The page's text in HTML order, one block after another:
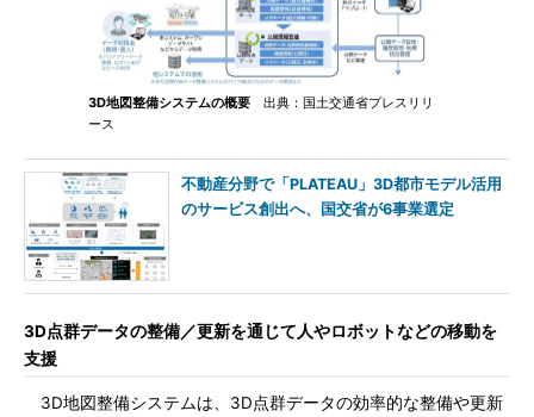
3D地図整備システムの概要 出典：国土交通省プレスリリ
ース
不動産分野で「PLATEAU」3D都市モデル活用
のサービス創出へ、国交省が6事業選定
3D点群データの整備／更新を通じて人やロボットなどの移動を
支援
3D地図整備システムは、3D点群データの効率的な整備や更新